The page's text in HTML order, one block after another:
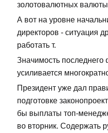
золотовалютных валюты
А вот на уровне
директоров - ситуация
работать т.
Значимость последнего
усиливается
Президент уже дал
подготовке
бы выплаты топ-
во вторник. Содержать